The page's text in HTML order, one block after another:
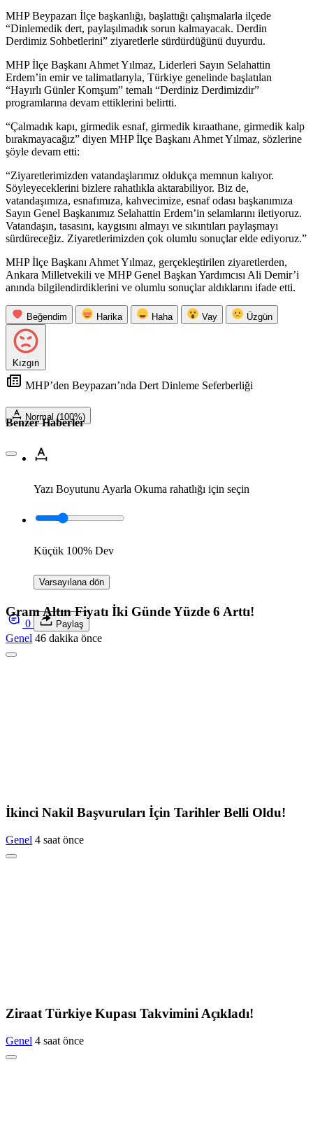
MHP Beypazarı İlçe başkanlığı, başlattığı çalışmalarla ilçede
“Dinlemedik dert, paylaşılmadık sorun kalmayacak. Derdin
Derdimiz Sohbetlerini” ziyaretlerle sürdürdüğünü duyurdu.
MHP İlçe Başkanı Ahmet Yılmaz, Liderleri Sayın Selahattin
Erdem’in emir ve talimatlarıyla, Türkiye genelinde başlatılan
“Hayırlı Günler Komşum” temalı “Derdiniz Derdimizdir”
programlarına devam ettiklerini belirtti.
“Çalmadık kapı, girmedik esnaf, girmedik kıraathane, girmedik kalp
bırakmayacağız” diyen MHP İlçe Başkanı Ahmet Yılmaz, sözlerine
şöyle devam etti:
“Ziyaretlerimizden vatandaşlarımız oldukça memnun kalıyor.
Söyleyeceklerini bizlere rahatlıkla aktarabiliyor. Biz de,
vatandaşımıza, esnafımıza, kahvecimize, esnaf odası başkanımıza
Sayın Genel Başkanımız Selahattin Erdem’in selamlarını iletiyoruz.
Vatandaşın, tasasını, kaygısını almayı ve sıkıntıları paylaşmayı
sürdüreceğiz. Ziyaretlerimizden çok olumlu sonuçlar elde ediyoruz.”
MHP İlçe Başkanı Ahmet Yılmaz, gerçekleştirilen ziyaretlerden,
Ankara Milletvekili ve MHP Genel Başkan Yardımcısı Ali Demir’i
anında bilgilendirdiklerini ve olumlu sonuçlar aldıklarını ifade etti.
Beğendim Harika Haha Vay Üzgün
Kızgın
MHP’den Beypazarı’nda Dert Dinleme Seferberliği
Normal (100%)
Yazı Boyutunu Ayarla Okuma rahatlığı için seçin
Küçük 100% Dev
Varsayılana dön
0 Paylaş
Benzer Haberler
Gram Altın Fiyatı İki Günde Yüzde 6 Arttı!
Genel 46 dakika önce
İkinci Nakil Başvuruları İçin Tarihler Belli Oldu!
Genel 4 saat önce
Ziraat Türkiye Kupası Takvimini Açıkladı!
Genel 4 saat önce